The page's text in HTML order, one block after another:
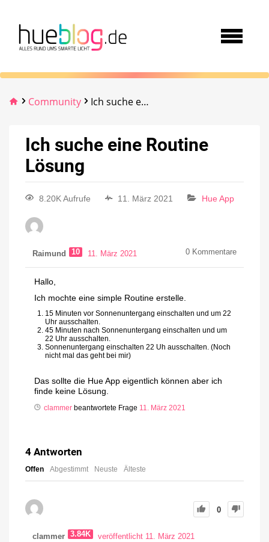
Community Ich suche eine Routine Lösung
Ich suche eine Routine
Lösung
8.20K Aufrufe 11. März 2021 Hue App
Raimund 10 11. März 2021 0 Kommentare
Hallo,
Ich mochte eine simple Routine erstelle.
15 Minuten vor Sonnenuntergang einschalten und um 22
Uhr ausschalten.
45 Minuten nach Sonnenuntergang einschalten und um
22 Uhr ausschalten.
Sonnenuntergang einschalten 22 Uh ausschalten. (Noch
nicht mal das geht bei mir)
Das sollte die Hue App eigentlich können aber ich
finde keine Lösung.
clammer beantwortete Frage 11. März 2021
4 Antworten
Offen Abgestimmt Neuste Älteste
0
clammer 3.84K
veröffentlicht 11. März 2021